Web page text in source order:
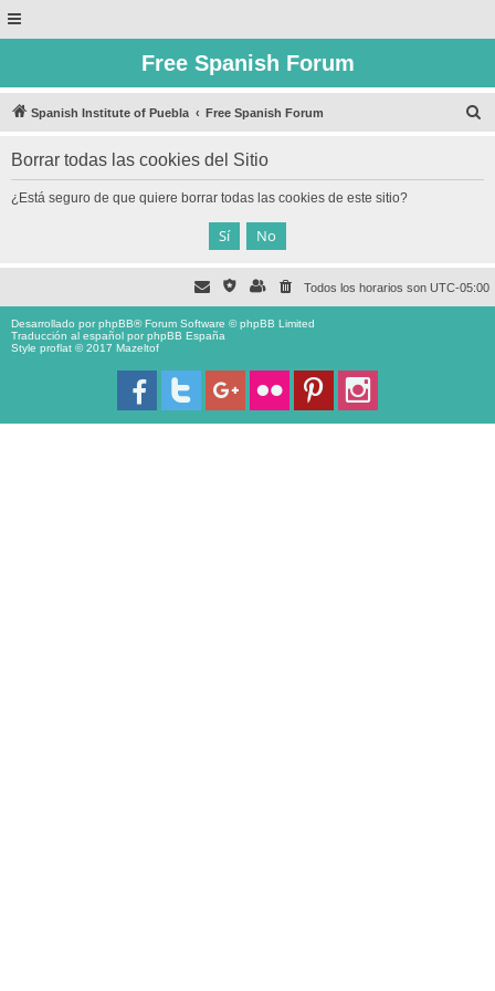
Free Spanish Forum
Spanish Institute of Puebla Free Spanish Forum
Borrar todas las cookies del Sitio
¿Está seguro de que quiere borrar todas las cookies de este sitio?
Todos los horarios son UTC-05:00
Desarrollado porphpBB® Forum Software © phpBB Limited
Traducción al español porphpBB España
Style proflat © 2017 Mazeltof